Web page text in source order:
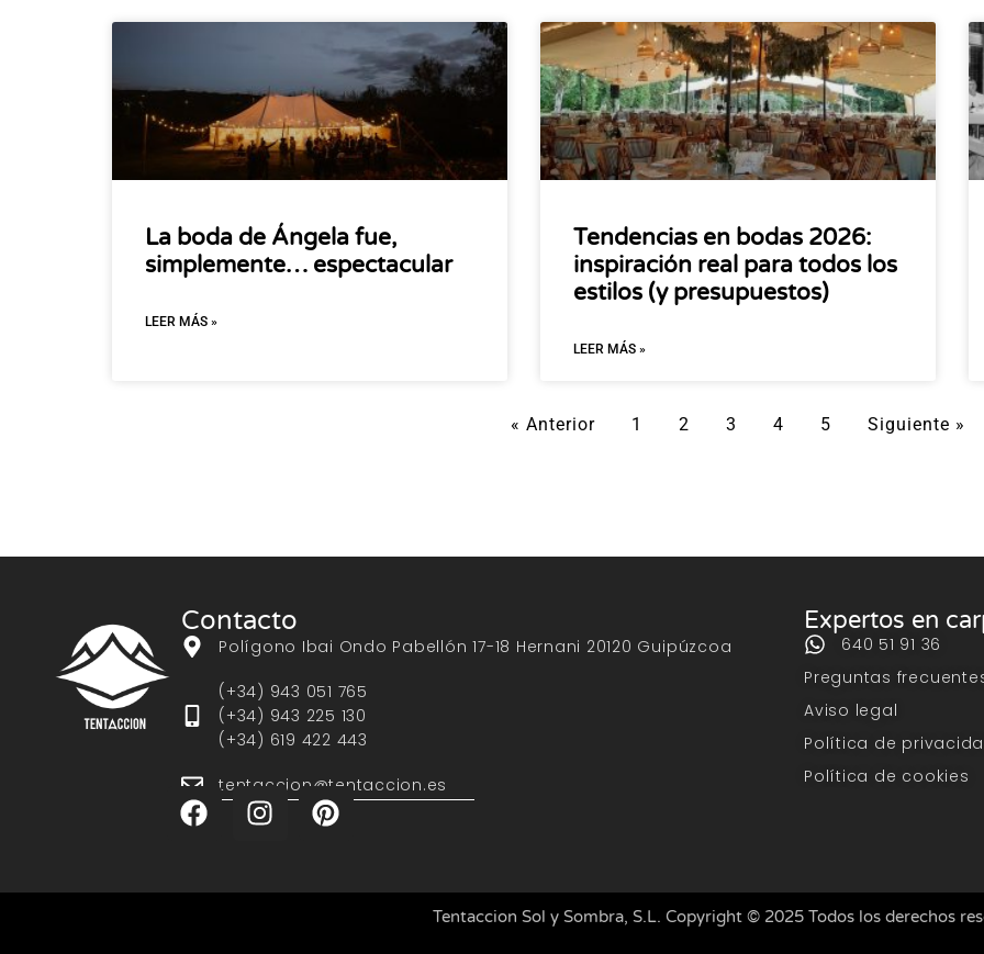
La boda de Ángela fue,
simplemente… espectacular
LEER MÁS »
Tendencias en bodas 2026:
inspiración real para todos los
estilos (y presupuestos)
LEER MÁS »
« Anterior 1 2 3 4 5 Siguiente »
Contacto
Polígono Ibai Ondo Pabellón 17-18 Hernani 20120 Guipúzcoa
(+34) 943 051 765
(+34) 943 225 130
(+34) 619 422 443
tentaccion@tentaccion.es
Expertos en
640 51 91 36
Preguntas
Aviso legal
Política de
Política de cookies
Tentaccion Sol y Sombra, S.L. Copyright © 2025 Todos los derechos